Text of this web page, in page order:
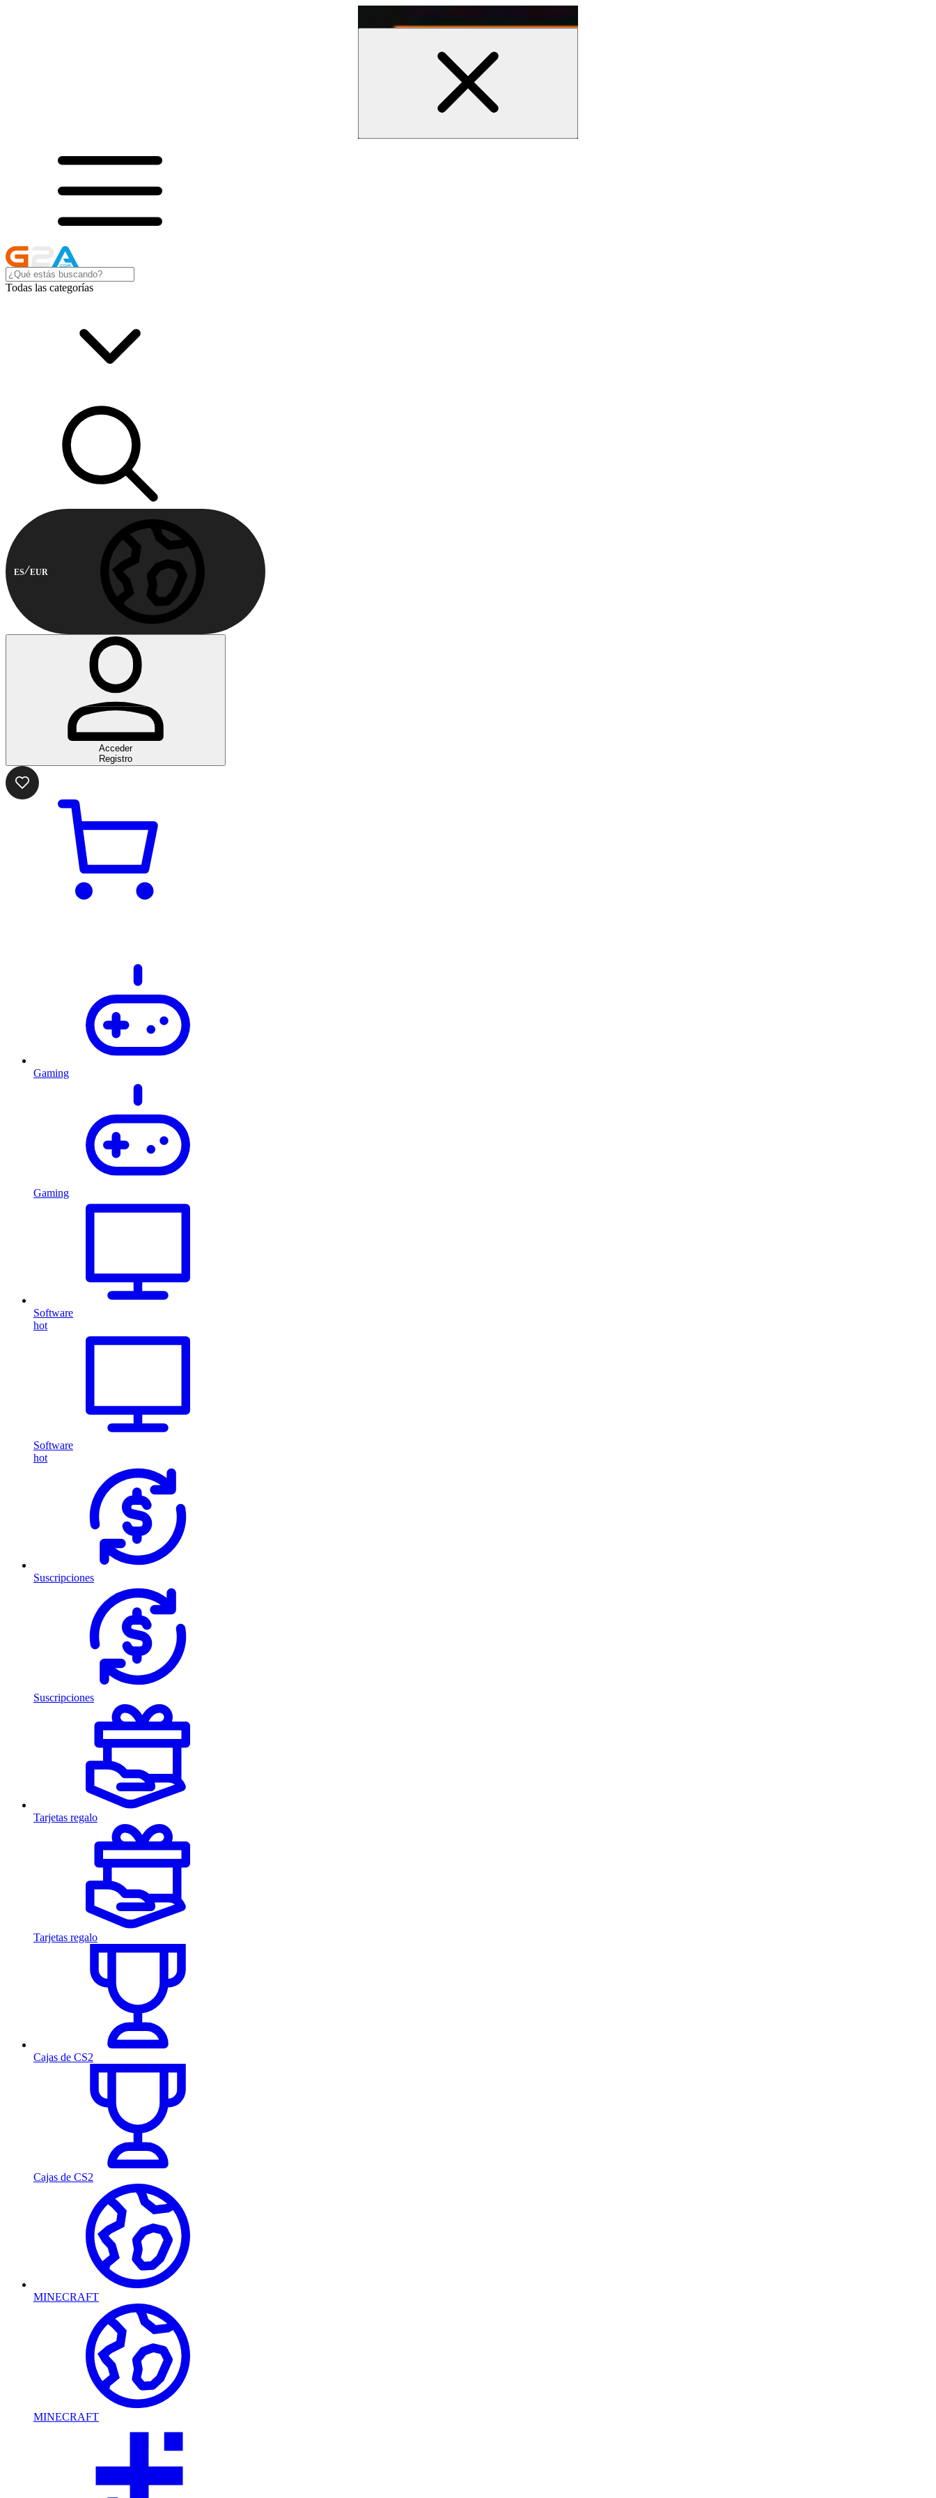
Todas las categorías
ES EUR
Acceder
Registro
Gaming
Gaming
Software
hot
Software
hot
Suscripciones
Suscripciones
Tarjetas regalo
Tarjetas regalo
Cajas de CS2
Cajas de CS2
MINECRAFT
MINECRAFT